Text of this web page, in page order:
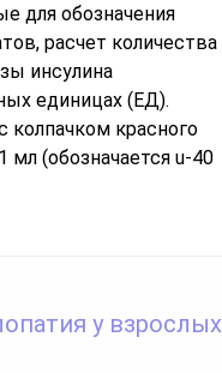
для обозначения
расчет количества
инсулина
единицах (ЕД).
колпачком красного
мл (обозначается u-40
у взрослых